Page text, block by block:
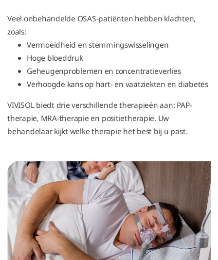
Veel onbehandelde OSAS-patiënten hebben klachten,
zoals:
Vermoeidheid en stemmingswisselingen
Hoge bloeddruk
Geheugenproblemen en concentratieverlies
Verhoogde kans op hart- en vaatziekten en diabetes
VIVISOL biedt drie verschillende therapieën aan: PAP-
therapie, MRA-therapie en positietherapie. Uw
behandelaar kijkt welke therapie het best bij u past.